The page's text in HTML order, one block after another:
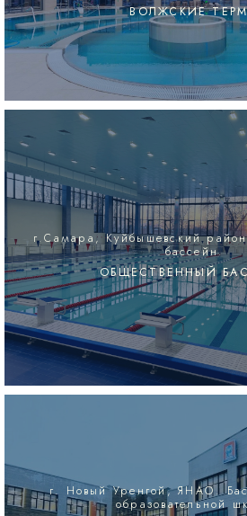
ВОЛЖСКИЕ
г.Самара, Куйбышевский
бассейн.
ОБЩЕСТВЕННЫЙ
г. Новый Уренгой, ЯНАО.
образовательной